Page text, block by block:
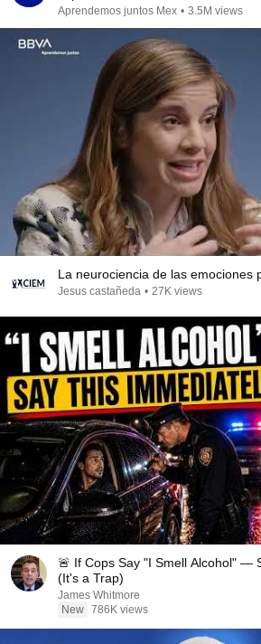
Aprendemos juntos Mex • 3.5M views
Jesus castañeda • 27K views
🚨 If Cops Say "I Smell Alcohol" —
(It's a Trap)
James Whitmore
New 786K views